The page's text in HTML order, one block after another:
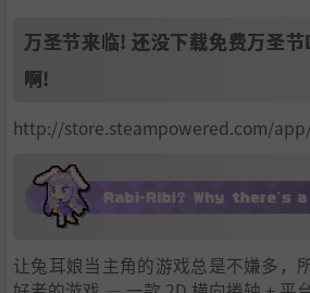
万圣节来临! 还没下载免费万圣节
啊!
http://store.steampowered.com/
让兔耳娘当主角的游戏总是不嫌多，